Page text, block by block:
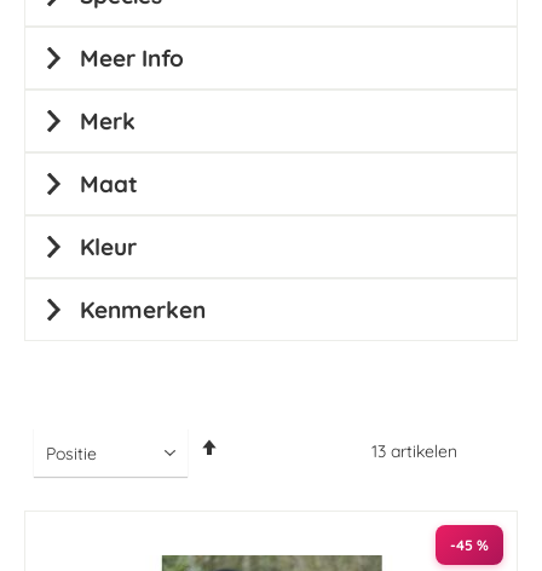
13 artikelen
-45 %
Meer Info
Merk
Maat
Kleur
Kenmerken